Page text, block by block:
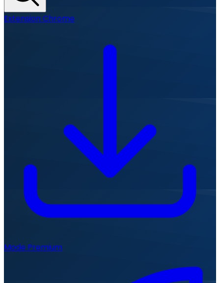
Extension Chrome
Mode Premium